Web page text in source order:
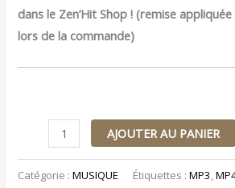
dans le Zen’Hit Shop ! (remise
lors de la commande)
AJOUTER AU PANIER
Catégorie :MUSIQUE Étiquettes :MP3,